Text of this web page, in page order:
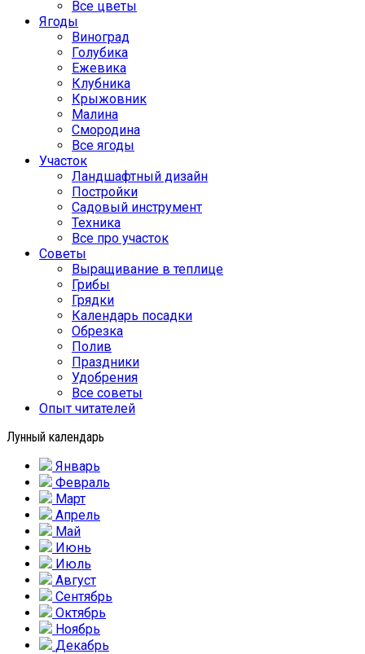
Все цветы
Ягоды
Виноград
Голубика
Ежевика
Клубника
Крыжовник
Малина
Смородина
Все ягоды
Участок
Ландшафтный дизайн
Постройки
Садовый инструмент
Техника
Все про участок
Советы
Выращивание в теплице
Грибы
Грядки
Календарь посадки
Обрезка
Полив
Праздники
Удобрения
Все советы
Опыт читателей
Лунный календарь
Январь
Февраль
Март
Апрель
Май
Июнь
Июль
Август
Сентябрь
Октябрь
Ноябрь
Декабрь